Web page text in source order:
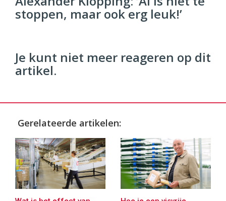
stoppen, maar ook erg leuk!’
Je kunt niet meer reageren op dit
artikel.
Gerelateerde artikelen: